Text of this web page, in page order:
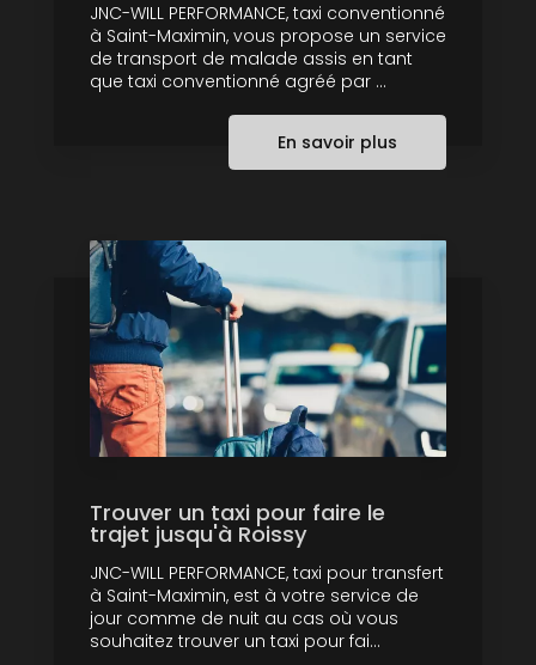
JNC-WILL PERFORMANCE, taxi conventionné
à Saint-Maximin, vous propose un service
de transport de malade assis en tant
que taxi conventionné agréé par ...
En savoir plus
Trouver un taxi pour faire le
trajet jusqu'à Roissy
JNC-WILL PERFORMANCE, taxi pour transfert
à Saint-Maximin, est à votre service de
jour comme de nuit au cas où vous
souhaitez trouver un taxi pour fai...